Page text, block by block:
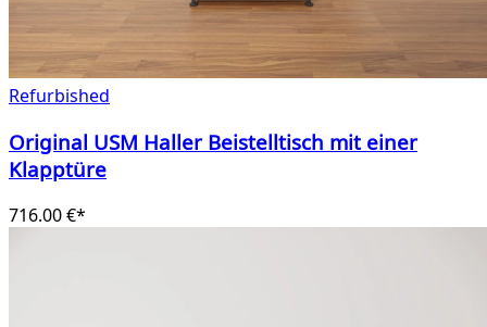
Refurbished
Original USM Haller Beistelltisch mit einer
Klapptüre
716.00 €*